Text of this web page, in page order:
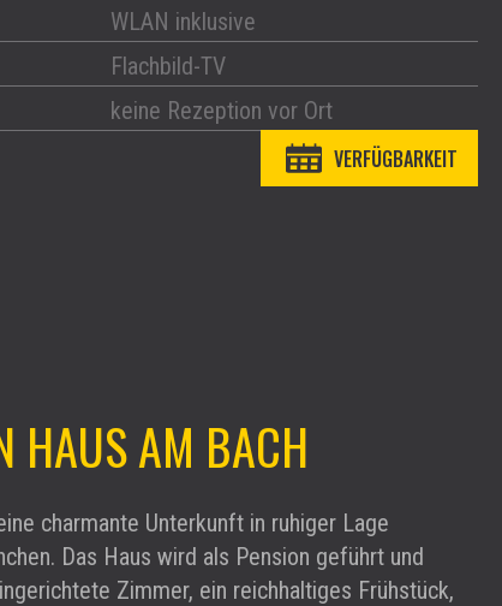
WLAN inklusive
Flachbild-TV
keine Rezeption vor Ort
VERFÜGBARKEIT
HAUS AM BACH
charmante Unterkunft in ruhiger Lage
Das Haus wird als Pension geführt und
Zimmer, ein reichhaltiges Frühstück,